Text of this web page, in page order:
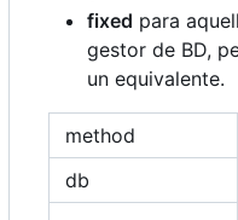
fixed para
gestor de BD,
un equivalente.
method
db